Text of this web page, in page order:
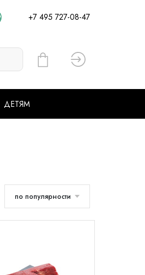
+7 495 727-08-47
Вход
ДЕТЯМ
по популярности